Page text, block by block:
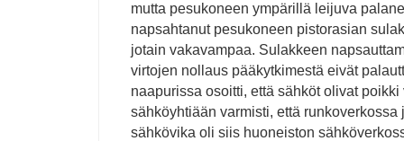
mutta pesukoneen ympärillä leijuva
napsahtanut pesukoneen pistorasian
jotain vakavampaa. Sulakkeen
virtojen nollaus pääkytkimestä eivät
naapurissa osoitti, että sähköt olivat
sähköyhtiään varmisti, että
sähkövika oli siis huoneiston